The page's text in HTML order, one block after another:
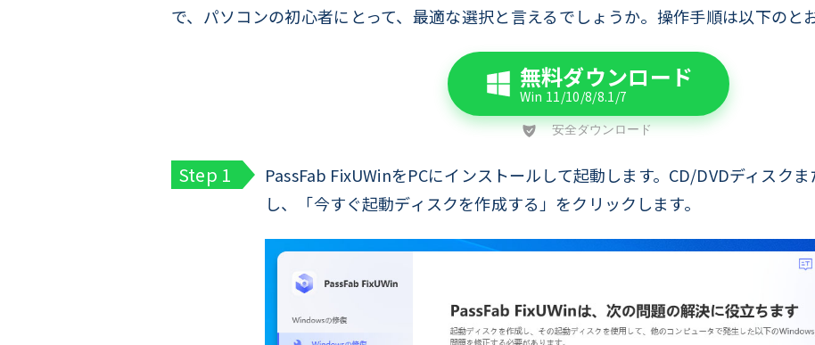
で、パソコンの初心者にとって、最適な選択と言えるでしょうか。操作手順は以下のと
無料ダウンロード
PassFab FixUWinをPCにインストールして起動します。CD/DVDディスク
し、「今すぐ起動ディスクを作成する」をクリックします。